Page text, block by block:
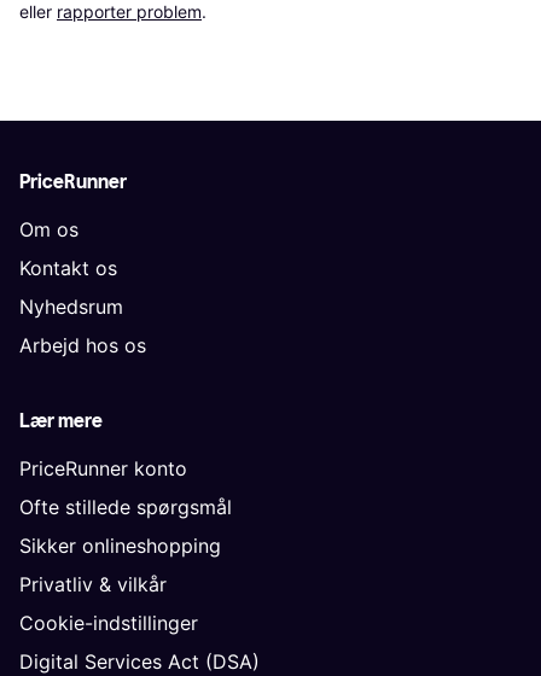
eller rapporter problem.
PriceRunner
Om os
Kontakt os
Nyhedsrum
Arbejd hos os
Lær mere
PriceRunner konto
Ofte stillede spørgsmål
Sikker onlineshopping
Privatliv & vilkår
Cookie-indstillinger
Digital Services Act (DSA)